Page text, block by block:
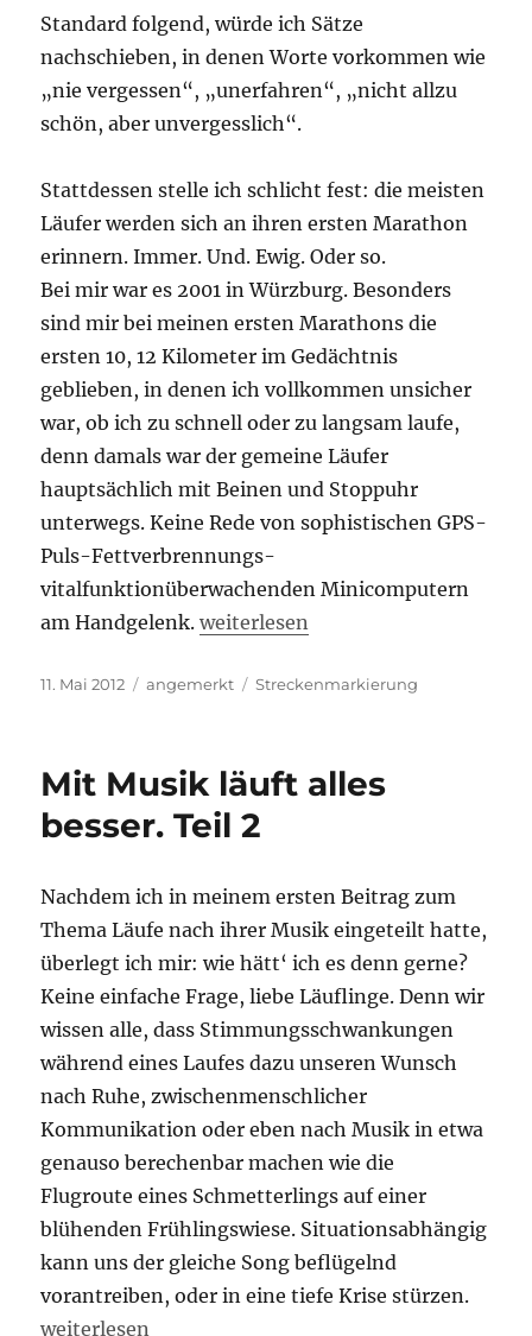
Standard folgend, würde ich Sätze
nachschieben, in denen Worte vorkommen wie
„nie vergessen“, „unerfahren“, „nicht allzu
schön, aber unvergesslich“.
Stattdessen stelle ich schlicht fest: die meisten
Läufer werden sich an ihren ersten Marathon
erinnern. Immer. Und. Ewig. Oder so.
Bei mir war es 2001 in Würzburg. Besonders
sind mir bei meinen ersten Marathons die
ersten 10, 12 Kilometer im Gedächtnis
geblieben, in denen ich vollkommen unsicher
war, ob ich zu schnell oder zu langsam laufe,
denn damals war der gemeine Läufer
hauptsächlich mit Beinen und Stoppuhr
unterwegs. Keine Rede von sophistischen GPS-
Puls-Fettverbrennungs-
vitalfunktionüberwachenden Minicomputern
am Handgelenk.„Kilometerschilder, oder: wo bin
weiterlesen
Veröffentlicht
11. Mai 2012 Kategorien
angemerkt Schlagwörter
Streckenmarkierung
Mit Musik läuft alles
besser. Teil 2
Nachdem ich in meinem ersten Beitrag zum
Thema Läufe nach ihrer Musik eingeteilt hatte,
überlegt ich mir: wie hätt‘ ich es denn gerne?
Keine einfache Frage, liebe Läuflinge. Denn wir
wissen alle, dass Stimmungsschwankungen
während eines Laufes dazu unseren Wunsch
nach Ruhe, zwischenmenschlicher
Kommunikation oder eben nach Musik in etwa
genauso berechenbar machen wie die
Flugroute eines Schmetterlings auf einer
blühenden Frühlingswiese. Situationsabhängig
kann uns der gleiche Song beflügelnd
vorantreiben, oder in eine tiefe Krise stürzen.
„Mit Musik läuft alles besser. Teil 2“
weiterlesen